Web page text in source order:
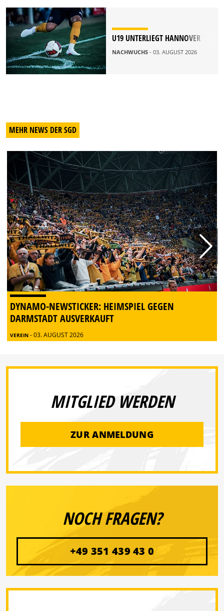
U19 UNTERLIEGT HANNOVER
NACHWUCHS - 03. AUGUST 2026
MEHR NEWS DER SGD
DYNAMO-NEWSTICKER: HEIMSPIEL GEGEN
DARMSTADT AUSVERKAUFT
VEREIN - 03. AUGUST 2026
MITGLIED WERDEN
ZUR ANMELDUNG
NOCH FRAGEN?
+49 351 439 43 0